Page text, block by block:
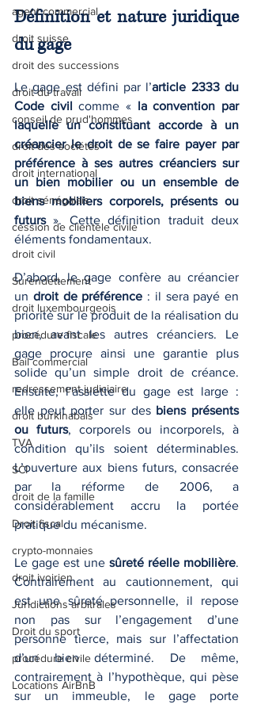
agent commercial
droit suisse
droit des successions
droit du travail
conseil de prud'hommes
droit des sociétés
droit international
droit sénégalais
cession de clientèle civile
droit civil
Surendettement
droit luxembourgeois
procédure fiscale
Bail commercial
redressement judiciaire
droit burkinabais
TVA
SCI
droit de la famille
Droit fiscal
crypto-monnaies
droit ivoirien
Juridictions arbitrales
Droit du sport
procédure civile
Locations AirBnB
Définition et nature juridique
du gage
Le gage est défini par l’article 2333 du
Code civil comme « la convention par
laquelle un constituant accorde à un
créancier le droit de se faire payer par
préférence à ses autres créanciers sur
un bien mobilier ou un ensemble de
biens mobiliers corporels, présents ou
futurs ». Cette définition traduit deux
éléments fondamentaux.
D’abord, le gage confère au créancier
un droit de préférence : il sera payé en
priorité sur le produit de la réalisation du
bien, avant les autres créanciers. Le
gage procure ainsi une garantie plus
solide qu’un simple droit de créance.
Ensuite, l’assiette du gage est large :
elle peut porter sur des biens présents
ou futurs, corporels ou incorporels, à
condition qu’ils soient déterminables.
L’ouverture aux biens futurs, consacrée
par la réforme de 2006, a
considérablement accru la portée
pratique du mécanisme.
Le gage est une sûreté réelle mobilière.
Contrairement au cautionnement, qui
est une sûreté personnelle, il repose
non pas sur l’engagement d’une
personne tierce, mais sur l’affectation
d’un bien déterminé. De même,
contrairement à l’hypothèque, qui pèse
sur un immeuble, le gage porte